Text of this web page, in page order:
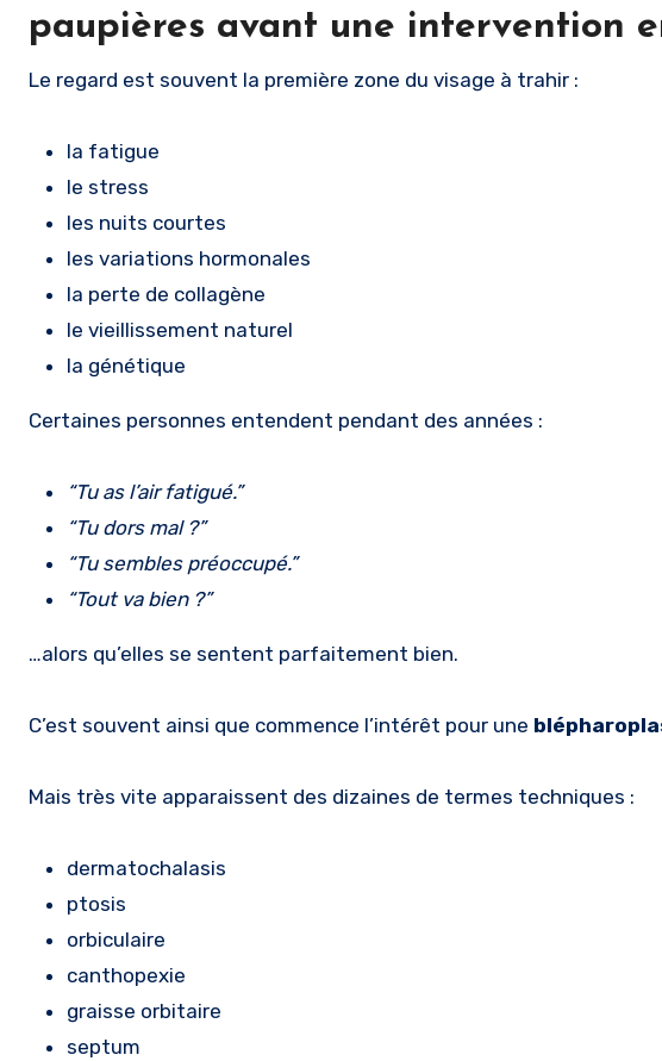
paupières avant une intervention
Le regard est souvent la première zone du visage à trahir :
la fatigue
le stress
les nuits courtes
les variations hormonales
la perte de collagène
le vieillissement naturel
la génétique
Certaines personnes entendent pendant des années :
“Tu as l’air fatigué.”
“Tu dors mal ?”
“Tu sembles préoccupé.”
“Tout va bien ?”
…alors qu’elles se sentent parfaitement bien.
C’est souvent ainsi que commence l’intérêt pour une
Mais très vite apparaissent des dizaines de termes techniques :
dermatochalasis
ptosis
orbiculaire
canthopexie
graisse orbitaire
septum